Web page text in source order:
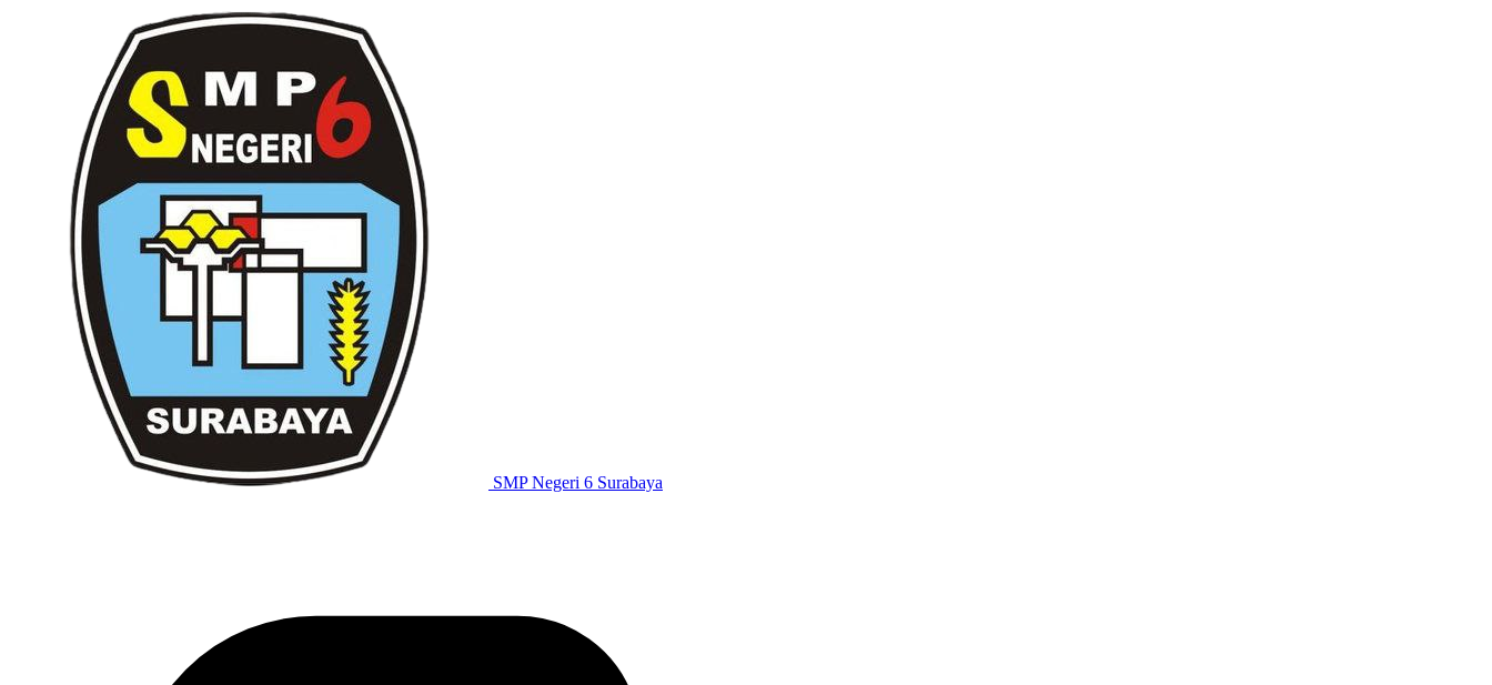
SMP Negeri 6 Surabaya